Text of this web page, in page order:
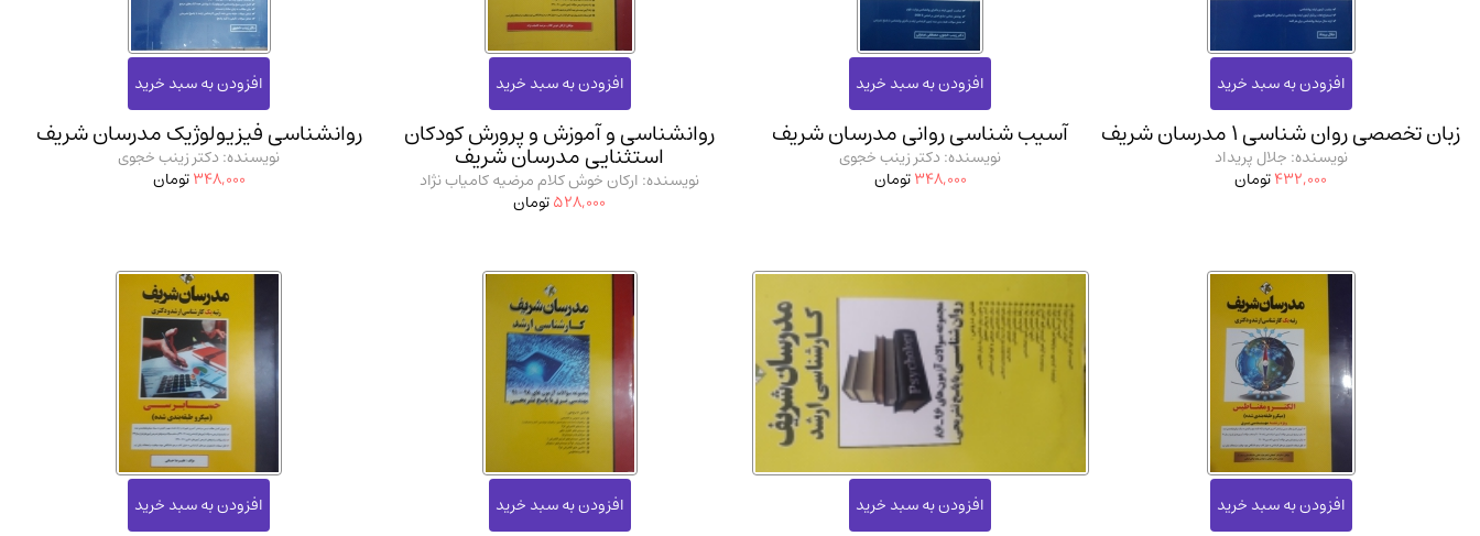
زبان تخصصی روان شناسی 1 مدرسان شریف
نویسنده: جلال پریداد
432,000تومان
آسیب شناسی روانی مدرسان شریف
نویسنده: دکتر زینب خجوی
348,000تومان
روانشناسی و آموزش و پرورش کودکان
استثنایی مدرسان شریف
نویسنده: ارکان خوش کلام مرضیه کامیاب نژاد
528,000تومان
روانشناسی فیزیولوژیک مدرسان شریف
نویسنده: دکتر زینب خجوی
348,000تومان